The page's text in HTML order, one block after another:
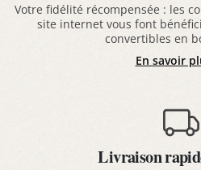
Votre fidélité récompensée : les
site internet vous font
convertibles en
En savoir
Livraison